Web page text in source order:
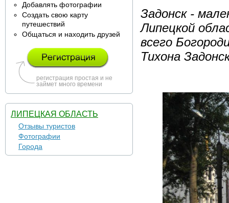
Добавлять фотографии
Создать свою карту
путешествий
Общаться и находить друзей
регистрация простая и не
займет много времени
ЛИПЕЦКАЯ ОБЛАСТЬ
Отзывы туристов
Фотографии
Города
Задонск -
Липецкой
всего
Тихона